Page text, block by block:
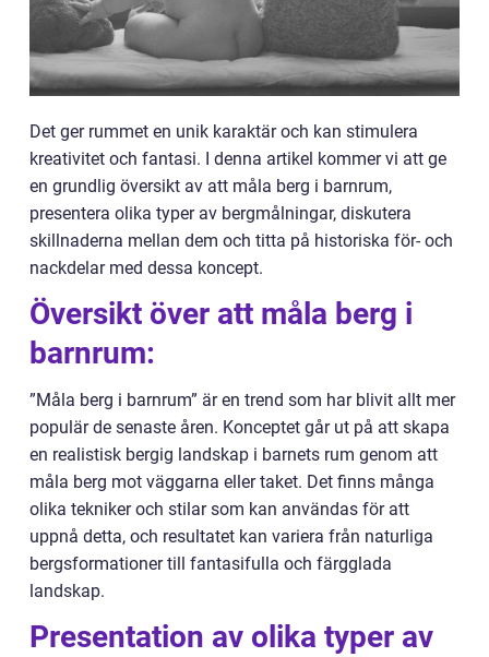
Det ger rummet en unik karaktär och kan stimulera
kreativitet och fantasi. I denna artikel kommer vi att ge
en grundlig översikt av att måla berg i barnrum,
presentera olika typer av bergmålningar, diskutera
skillnaderna mellan dem och titta på historiska för- och
nackdelar med dessa koncept.
Översikt över att måla berg i
barnrum:
”Måla berg i barnrum” är en trend som har blivit allt mer
populär de senaste åren. Konceptet går ut på att skapa
en realistisk bergig landskap i barnets rum genom att
måla berg mot väggarna eller taket. Det finns många
olika tekniker och stilar som kan användas för att
uppnå detta, och resultatet kan variera från naturliga
bergsformationer till fantasifulla och färgglada
landskap.
Presentation av olika typer av